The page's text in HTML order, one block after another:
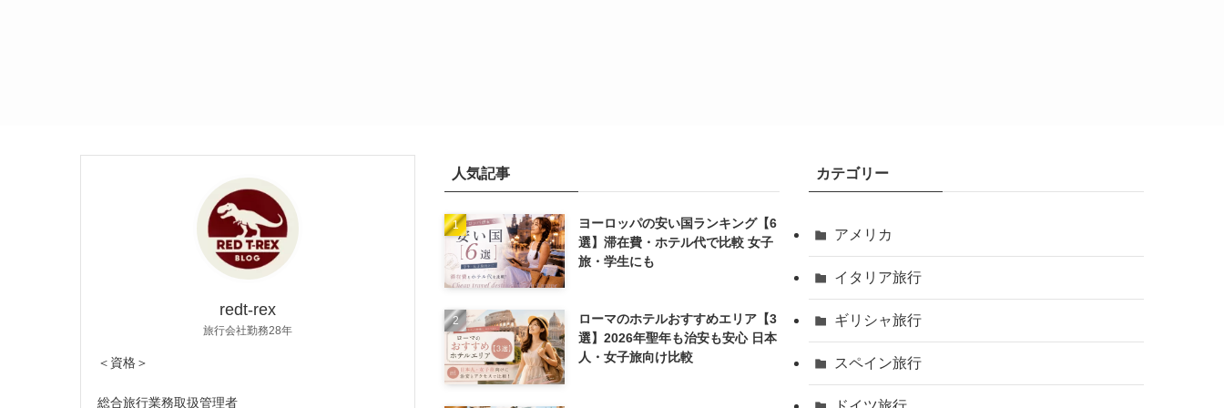
redt-rex
旅行会社勤務28年
＜資格＞
総合旅行業務取扱管理者
人気記事
ヨーロッパの安い国ランキング【6
選】滞在費・ホテル代で比較 女子
旅・学生にも
ローマのホテルおすすめエリア【3
選】2026年聖年も治安も安心 日本
人・女子旅向け比較
カテゴリー
アメリカ
イタリア旅行
ギリシャ旅行
スペイン旅行